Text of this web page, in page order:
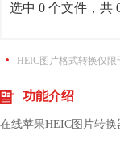
选中 0 个文件，共
HEIC图片格式转换仅
功能介绍
在线苹果HEIC图片转